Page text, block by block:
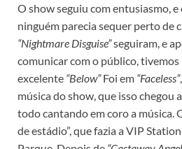
O show seguiu com entusiasmo,
ninguém parecia sequer perto de
“Nightmare Disguise”seguiram, e
comunicar com o público, tivemos
excelente “Below”Foi em “Faceless”
música do show, que isso chegou
todo cantando em coro a música.
de estádio”, que fazia a VIP